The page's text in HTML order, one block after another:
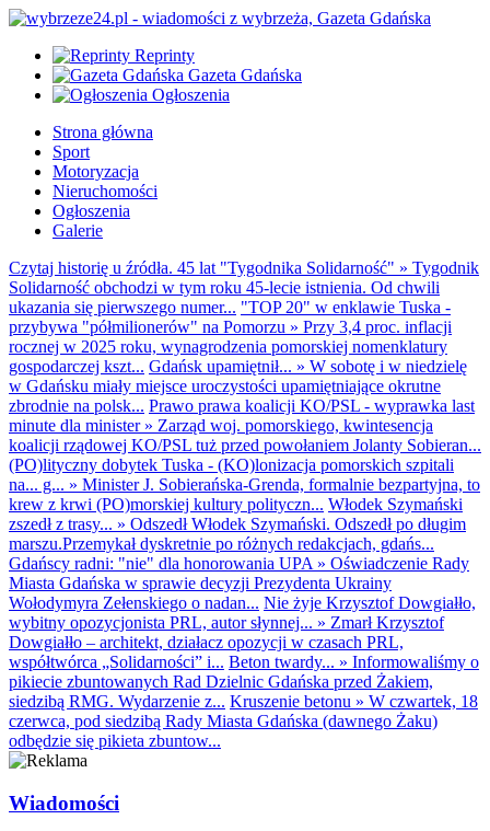
Reprinty
Gazeta Gdańska
Ogłoszenia
Strona główna
Sport
Motoryzacja
Nieruchomości
Ogłoszenia
Galerie
Czytaj historię u źródła. 45 lat "Tygodnika Solidarność" » Tygodnik
Solidarność obchodzi w tym roku 45-lecie istnienia. Od chwili
ukazania się pierwszego numer... "TOP 20" w enklawie Tuska -
przybywa "półmilionerów" na Pomorzu » Przy 3,4 proc. inflacji
rocznej w 2025 roku, wynagrodzenia pomorskiej nomenklatury
gospodarczej kszt... Gdańsk upamiętnił... » W sobotę i w niedzielę
w Gdańsku miały miejsce uroczystości upamiętniające okrutne
zbrodnie na polsk... Prawo prawa koalicji KO/PSL - wyprawka last
minute dla minister» Zarząd woj. pomorskiego, kwintesencja
koalicji rządowej KO/PSL tuż przed powołaniem Jolanty Sobieran...
(PO)lityczny dobytek Tuska - (KO)lonizacja pomorskich szpitali
na... g... » Minister J. Sobierańska-Grenda, formalnie bezpartyjna, to
krew z krwi (PO)morskiej kultury polityczn... Włodek Szymański
zszedł z trasy... » Odszedł Włodek Szymański. Odszedł po długim
marszu.Przemykał dyskretnie po różnych redakcjach, gdańs...
Gdańscy radni: "nie" dla honorowania UPA » Oświadczenie Rady
Miasta Gdańska w sprawie decyzji Prezydenta Ukrainy
Wołodymyra Zełenskiego o nadan... Nie żyje Krzysztof Dowgiałło,
wybitny opozycjonista PRL, autor słynnej... » Zmarł Krzysztof
Dowgiałło – architekt, działacz opozycji w czasach PRL,
współtwórca „Solidarności” i... Beton twardy... » Informowaliśmy o
pikiecie zbuntowanych Rad Dzielnic Gdańska przed Żakiem,
siedzibą RMG. Wydarzenie z... Kruszenie betonu » W czwartek, 18
czerwca, pod siedzibą Rady Miasta Gdańska (dawnego Żaku)
odbędzie się pikieta zbuntow...
Wiadomości